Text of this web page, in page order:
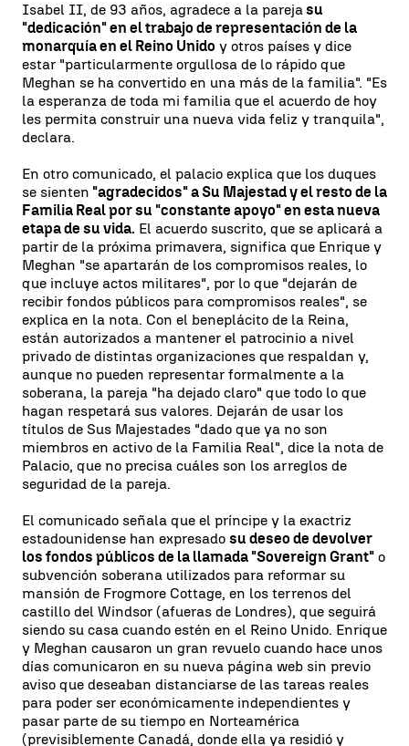
Isabel II, de 93 años, agradece a la parejasu
"dedicación" en el trabajo de representación de la
monarquía en el Reino Unido y otros países y dice
estar "particularmente orgullosa de lo rápido que
Meghan se ha convertido en una más de la familia". "Es
la esperanza de toda mi familia que el acuerdo de hoy
les permita construir una nueva vida feliz y tranquila",
declara.
En otro comunicado, el palacio explica que los duques
se sienten "agradecidos" a Su Majestad y el resto de la
Familia Real por su "constante apoyo" en esta nueva
etapa de su vida. El acuerdo suscrito, que se aplicará a
partir de la próxima primavera, significa que Enrique y
Meghan "se apartarán de los compromisos reales, lo
que incluye actos militares", por lo que "dejarán de
recibir fondos públicos para compromisos reales", se
explica en la nota. Con el beneplácito de la Reina,
están autorizados a mantener el patrocinio a nivel
privado de distintas organizaciones que respaldan y,
aunque no pueden representar formalmente a la
soberana, la pareja "ha dejado claro" que todo lo que
hagan respetará sus valores. Dejarán de usar los
títulos de Sus Majestades "dado que ya no son
miembros en activo de la Familia Real", dice la nota de
Palacio, que no precisa cuáles son los arreglos de
seguridad de la pareja.
El comunicado señala que el príncipe y la exactriz
estadounidense han expresado su deseo de devolver
los fondos públicos de la llamada "Sovereign Grant" o
subvención soberana utilizados para reformar su
mansión de Frogmore Cottage, en los terrenos del
castillo del Windsor (afueras de Londres), que seguirá
siendo su casa cuando estén en el Reino Unido. Enrique
y Meghan causaron un gran revuelo cuando hace unos
días comunicaron en su nueva página web sin previo
aviso que deseaban distanciarse de las tareas reales
para poder ser económicamente independientes y
pasar parte de su tiempo en Norteamérica
(previsiblemente Canadá, donde ella ya residió y